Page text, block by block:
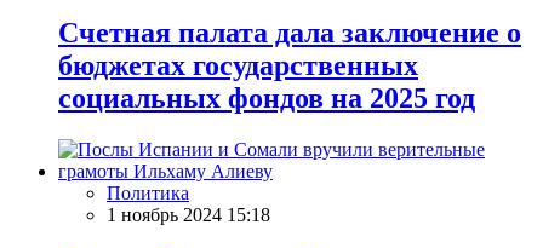
Счетная палата дала заключение о
бюджетах государственных
социальных фондов на 2025 год
Политика
1 ноябрь 2024 15:18